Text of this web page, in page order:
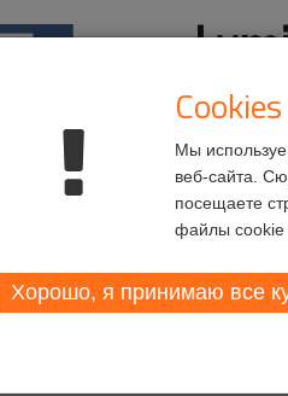
Наши продукты
Cистемы регулировки
Cookies
Мы
веб-сайта.
посещаете
файлы cookie
Хорошо, я принимаю все